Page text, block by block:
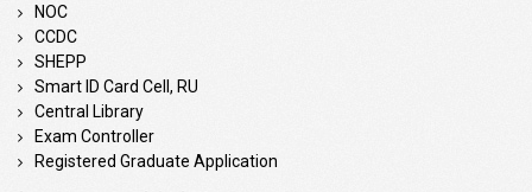
NOC
CCDC
SHEPP
Smart ID Card Cell, RU
Central Library
Exam Controller
Registered Graduate Application